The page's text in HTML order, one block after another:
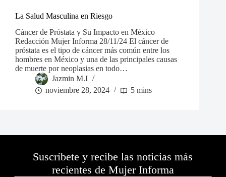
La Salud Masculina en Riesgo
Cáncer de Próstata y Su Impacto en México
Redacción Mujer Informa 28/11/24 El cáncer de
próstata es el tipo de cáncer más común entre los
hombres en México y una de las principales causas
de muerte por neoplasias en todo…
Jazmin M.I
noviembre 28, 2024
5 mins
Suscríbete y recibe las noticias más
recientes de Mujer Informa